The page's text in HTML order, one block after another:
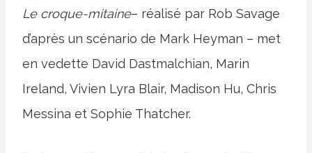
Le croque-mitaine– réalisé par Rob Savage
d’après un scénario de Mark Heyman – met
en vedette David Dastmalchian, Marin
Ireland, Vivien Lyra Blair, Madison Hu, Chris
Messina et Sophie Thatcher.